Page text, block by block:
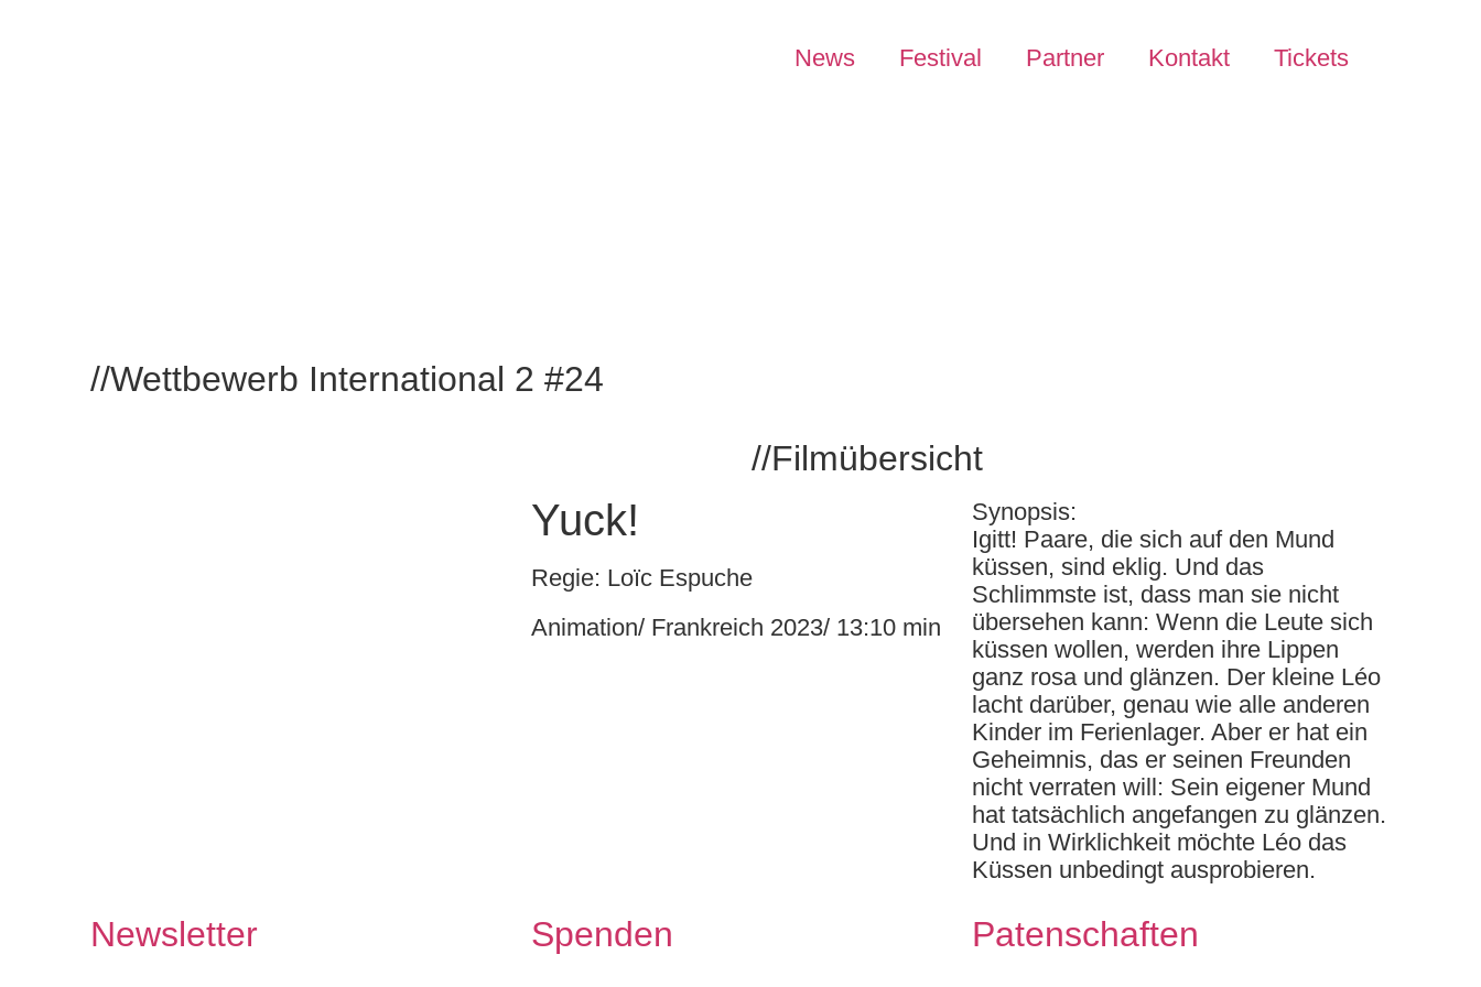
News Festival Partner Kontakt Tickets
//Wettbewerb International 2 #24
//Filmübersicht
Yuck!
Regie: Loïc Espuche
Animation/ Frankreich 2023/ 13:10 min
Synopsis:
Igitt! Paare, die sich auf den Mund
küssen, sind eklig. Und das
Schlimmste ist, dass man sie nicht
übersehen kann: Wenn die Leute sich
küssen wollen, werden ihre Lippen
ganz rosa und glänzen. Der kleine Léo
lacht darüber, genau wie alle anderen
Kinder im Ferienlager. Aber er hat ein
Geheimnis, das er seinen Freunden
nicht verraten will: Sein eigener Mund
hat tatsächlich angefangen zu glänzen.
Und in Wirklichkeit möchte Léo das
Küssen unbedingt ausprobieren.
Newsletter Spenden Patenschaften